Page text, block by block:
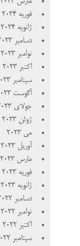
فوریه 2024
ژانویه 2024
دسامبر 2023
نوامبر 2023
اکتبر 2023
سپتامبر 2023
آگوست 2023
جولای 2023
ژوئن 2023
می 2023
آوریل 2023
مارس 2023
فوریه 2023
ژانویه 2023
دسامبر 2022
نوامبر 2022
اکتبر 2022
سپتامبر 2022